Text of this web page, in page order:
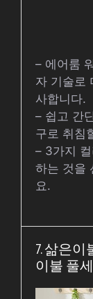
– 에어룸
자 기술로
사합니다.
– 쉽고 간
구로 취침
– 3가지
하는 것을
요.
7. 삶은
이불 풀